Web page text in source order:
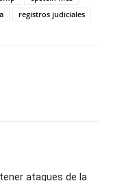
registros judiciales
ataques de la